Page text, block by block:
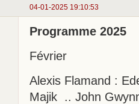
04-01-2025 19:10:53
Programme 2025
Février
Alexis Flamand :
Majik .. John